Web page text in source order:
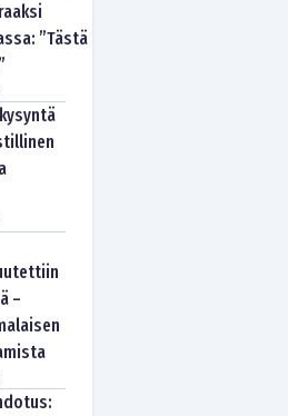
”Tästä
–